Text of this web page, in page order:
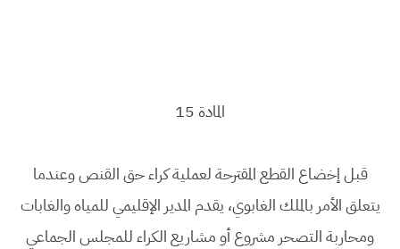
المادة 15
قبل إخضاع القطع المقترحة لعملية كراء حق القنص وعندما
يتعلق الأمر بالملك الغابوي، يقدم المدير الإقليمي للمياه والغابات
ومحاربة التصحر مشروع أو مشاريع الكراء للمجلس الجماعي